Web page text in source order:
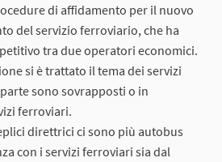
di affidamento per il nuovo
del servizio ferroviario, che ha
tra due operatori economici.
si è trattato il tema dei servizi
sono sovrapposti o in
ferroviari.
direttrici ci sono più autobus
con i servizi ferroviari sia dal